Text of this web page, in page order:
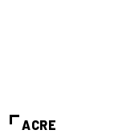
ACRE